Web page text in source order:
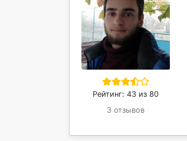
Рейтинг: 43 из 80
3 отзывов